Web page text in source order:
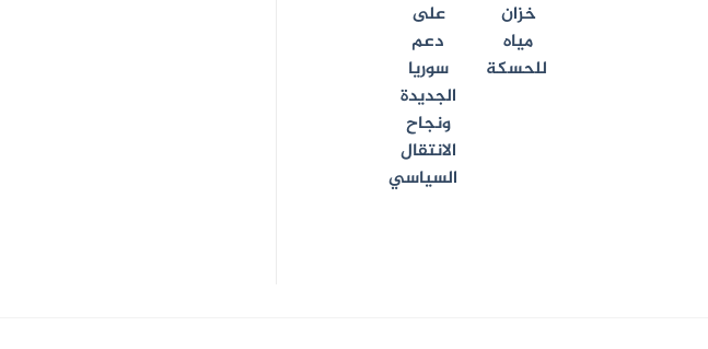
خزان
مياه
للحسكة
على
دعم
سوريا
الجديدة
ونجاح
الانتقال
السياسي